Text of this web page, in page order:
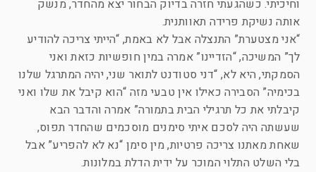
וחיכיתי. כשהגעתי חזרה בדיוק הבחור יצא מהחדר, מנשק
אותה נשיקת פרידה תאוותנית.
“אני מצטערת” התנצלה אבל לא באמת, “הייתי צריכה להודיע
לך” המשיכה, “הזדיינו” אמרה במין חופשיות כזאת ואני
הסמקתי, היא לא, “דני סטודנט לתואר שני, יהיה המתרגל שלנו
בכימיה” הסבירה כאילו אין טבעי מזה “הוא קיבל את שלו ואני
קיבלתי את כל תרגילי הבית בתמורה” אמרה והדבר הבא
שעשתה היה לסכם איתי סימנים מוסכמים שהחדר תפוס,
שאחת מאתנו צריכה פרטיות, מין סימן “נא לא להפריע” אבל
בלי השלט התלוי המוכר על ידית הדלת במלונות.